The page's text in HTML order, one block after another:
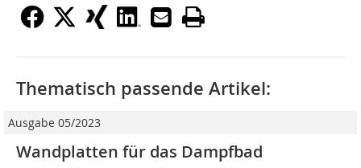
Thematisch passende Artikel:
Ausgabe 05/2023
Wandplatten für das Dampfbad